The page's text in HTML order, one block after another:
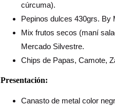
cúrcuma).
Pepinos dulces 430grs. By
Mix frutos secos (maní
Mercado Silvestre.
Chips de Papas, Camote,
Presentación:
Canasto de metal color